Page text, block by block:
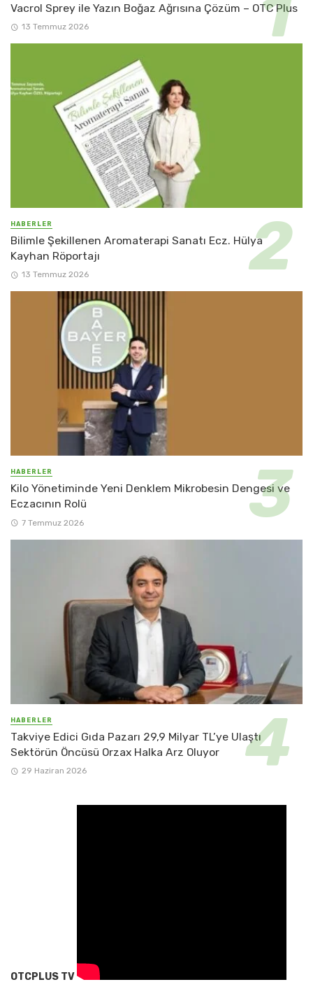
Vacrol Sprey ile Yazın Boğaz Ağrısına Çözüm – OTC Plus
13 Temmuz 2026
HABERLER
Bilimle Şekillenen Aromaterapi Sanatı Ecz. Hülya
Kayhan Röportajı
13 Temmuz 2026
HABERLER
Kilo Yönetiminde Yeni Denklem Mikrobesin Dengesi ve
Eczacının Rolü
7 Temmuz 2026
HABERLER
Takviye Edici Gıda Pazarı 29,9 Milyar TL’ye Ulaştı
Sektörün Öncüsü Orzax Halka Arz Oluyor
29 Haziran 2026
OTCPLUS TV